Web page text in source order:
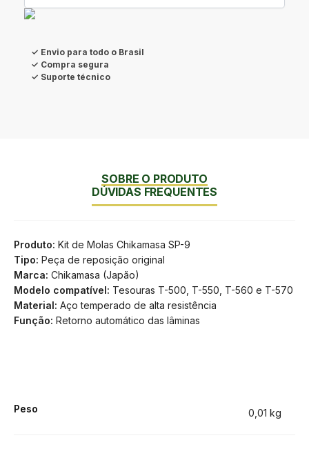
✓ Envio para todo o Brasil
✓ Compra segura
✓ Suporte técnico
SOBRE O PRODUTO
DÚVIDAS FREQUENTES
Produto: Kit de Molas Chikamasa SP-9
Tipo: Peça de reposição original
Marca: Chikamasa (Japão)
Modelo compatível: Tesouras T-500, T-550, T-560 e T-570
Material: Aço temperado de alta resistência
Função: Retorno automático das lâminas
Peso 0,01 kg